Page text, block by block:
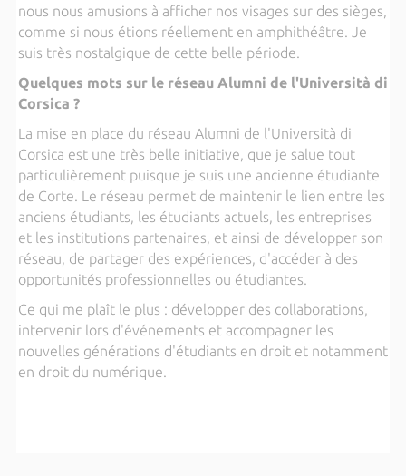
nous nous amusions à afficher nos visages sur des sièges,
comme si nous étions réellement en amphithéâtre. Je
suis très nostalgique de cette belle période.
Quelques mots sur le réseau Alumni de l'Università di
Corsica ?
La mise en place du réseau Alumni de l'Università di
Corsica est une très belle initiative, que je salue tout
particulièrement puisque je suis une ancienne étudiante
de Corte. Le réseau permet de maintenir le lien entre les
anciens étudiants, les étudiants actuels, les entreprises
et les institutions partenaires, et ainsi de développer son
réseau, de partager des expériences, d'accéder à des
opportunités professionnelles ou étudiantes.
Ce qui me plaît le plus : développer des collaborations,
intervenir lors d'événements et accompagner les
nouvelles générations d'étudiants en droit et notamment
en droit du numérique.